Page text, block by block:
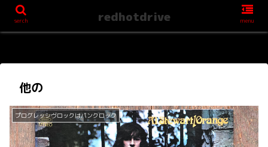
他の
プログレッシヴロックはパンクロック
serch redhotdrive menu